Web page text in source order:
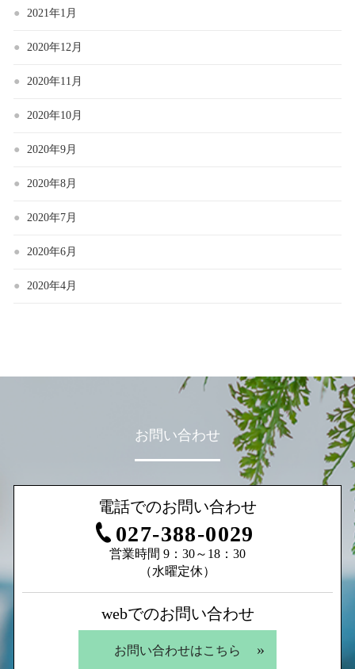
2021年1月
2020年12月
2020年11月
2020年10月
2020年9月
2020年8月
2020年7月
2020年6月
2020年4月
お問い合わせ
電話でのお問い合わせ
027-388-0029
営業時間 9：30～18：30
（水曜定休）
webでのお問い合わせ
お問い合わせはこちら